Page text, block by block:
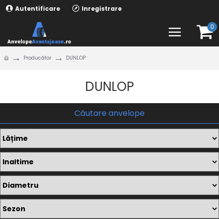
Autentificare Inregistrare
0
Producător DUNLOP
DUNLOP
Căutare anvelope